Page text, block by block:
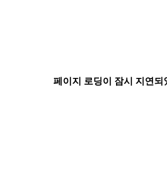
페이지 로딩이 잠시 지연